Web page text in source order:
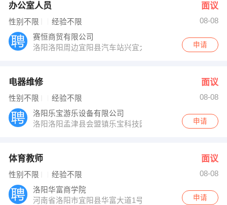
办公室人员 面议
性别不限 经验不限
08-08
赛恒商贸有限公司
洛阳洛阳周边宜阳县汽车站兴宜大厦2603室
申请
电器维修 面议
性别不限 经验不限
08-08
洛阳乐宝游乐设备有限公司
洛阳洛阳孟津县会盟镇乐宝科技园
申请
体育教师 面议
性别不限 经验不限
08-08
洛阳华富商学院
河南省洛阳市宜阳县华富大道1号宜阳县职业教育中心
申请